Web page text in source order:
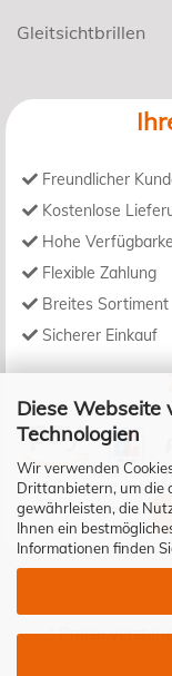
Diese Webseite
Technologien
Wir verwenden
Drittanbietern, um die
gewährleisten, die
Ihnen ein
Informationen finden
Gleitsichtbrillen
Freundlicher
Kostenlose
Hohe
Flexible Zahlung
Breites Sortiment
Sicherer Einkauf
* Preise